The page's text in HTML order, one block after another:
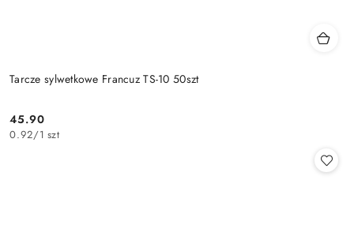
Tarcze sylwetkowe Francuz TS-10 50szt
Cena:
45.90
0.92/1 szt